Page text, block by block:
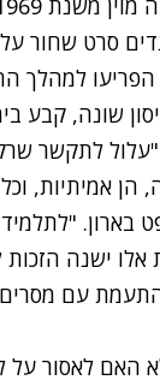
סרט שחור
למהלך
שונה, קבע
לתקשר
הן אמיתיות,
בארון.
אלו ישנה
עם
האם לאסור על